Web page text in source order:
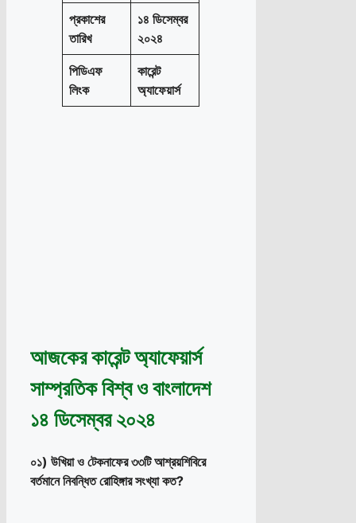
প্রকাশের
তারিখ
১৪ ডিসেম্বর
২০২৪
পিডিএফ
লিংক
কারেন্ট
অ্যাফেয়ার্স
আজকের কারেন্ট অ্যাফেয়ার্স
সাম্প্রতিক বিশ্ব ও বাংলাদেশ
১৪ ডিসেম্বর ২০২৪
০১) উখিয়া ও টেকনাফের ৩৩টি আশ্রয়শিবিরে
বর্তমানে নিবন্ধিত রোহিঙ্গার সংখ্যা কত?